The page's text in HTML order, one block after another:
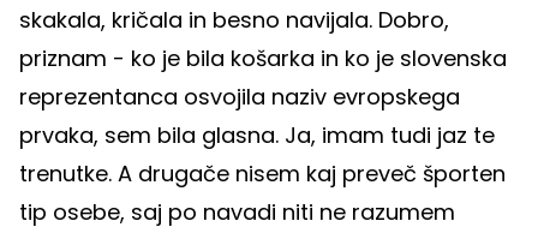
skakala, kričala in besno navijala. Dobro,
priznam - ko je bila košarka in ko je slovenska
reprezentanca osvojila naziv evropskega
prvaka, sem bila glasna. Ja, imam tudi jaz te
trenutke. A drugače nisem kaj preveč športen
tip osebe, saj po navadi niti ne razumem